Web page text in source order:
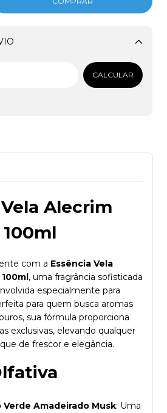
Alterar CEP
CALCULAR
Alecrim
com a Essência Vela
, uma fragrância sofisticada
especialmente para
para quem busca aromas
sua fórmula proporciona
exclusivas, elevando qualquer
de frescor e elegância.
Amadeirado Musk: Uma